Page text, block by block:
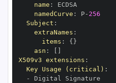
name :
namedCurve : P- 256
Subject :
extraNames :
items : { }
asn :
X509v3 extensions :
Key Usage (critical) :
-